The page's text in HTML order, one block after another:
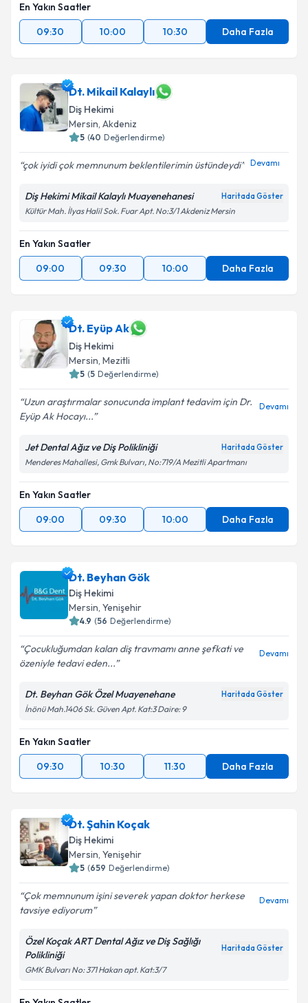
En Yakın Saatler
09:30
10:00 10:30 Daha Fazla
Dt. Mikail Kalaylı
Diş Hekimi
Mersin, Akdeniz
5 (40 Değerlendirme)
çok iyidi çok memnunum beklentilerimin üstündeydi Devamı
Diş Hekimi Mikail Kalaylı Muayenehanesi Haritada Göster
Kültür Mah. İlyas Halil Sok. Fuar Apt. No:3/1 Akdeniz Mersin
En Yakın Saatler
09:00
09:30 10:00 Daha Fazla
Dt. Eyüp Ak
Diş Hekimi
Mersin, Mezitli
5 (5 Değerlendirme)
Uzun araştırmalar sonucunda implant tedavim için Dr.
Eyüp Ak Hocayı...
Devamı
Jet Dental Ağız ve Diş Polikliniği Haritada Göster
Menderes Mahallesi, Gmk Bulvarı, No:719/A Mezitli Apartmanı
En Yakın Saatler
09:00
09:30 10:00 Daha Fazla
Dt. Beyhan Gök
Diş Hekimi
Mersin, Yenişehir
4.9 (56 Değerlendirme)
Çocukluğumdan kalan diş travmamı anne şefkati ve
özeniyle tedavi eden...
Devamı
Dt. Beyhan Gök Özel Muayenehane Haritada Göster
İnönü Mah.1406 Sk. Güven Apt. Kat:3 Daire: 9
En Yakın Saatler
09:30
10:30 11:30 Daha Fazla
Dt. Şahin Koçak
Diş Hekimi
Mersin, Yenişehir
5 (659 Değerlendirme)
Çok memnunum işini severek yapan doktor herkese
tavsiye ediyorum
Devamı
Özel Koçak ART Dental Ağız ve Diş Sağlığı
Polikliniği
Haritada Göster
GMK Bulvarı No: 371 Hakan apt. Kat:3/7